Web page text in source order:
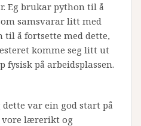
Eg brukar python til å
samsvarar litt med
til å fortsette med dette,
komme seg litt ut
på arbeidsplassen.
var ein god start på
vore lærerikt og